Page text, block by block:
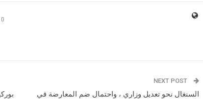
0
NEXT POST
السنغال نحو تعديل وزاري ، واحتمال ضم المعارضة في